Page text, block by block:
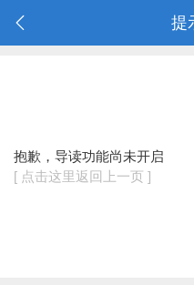
提
抱歉，导读功能尚未开启
[ 点击这里返回上一页 ]